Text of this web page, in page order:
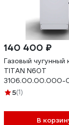
140 400 ₽
Газовый чугунный
TITAN N60T
3106.00.00.000-
5(1)
В